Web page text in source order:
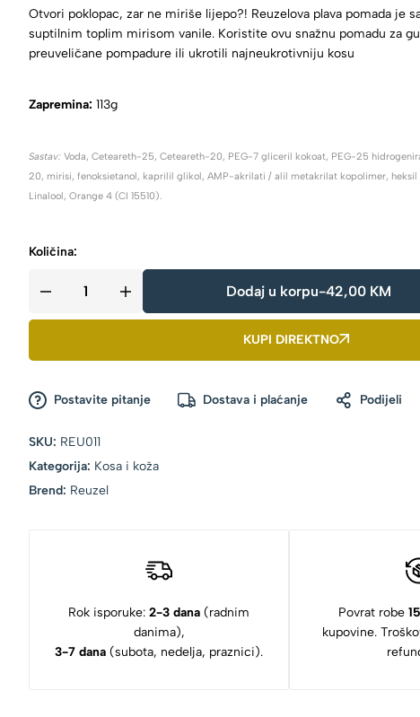
Otvori poklopac, zar ne miriše lijepo?! Reuzelova plava pomada je
suptilnim toplim mirisom vanile. Koristite ovu snažnu pomadu za
preuveličane pompadure ili ukrotili najneukrotivniju kosu
Zapremina: 113g
Sastav: Voda, Ceteareth-25, Ceteareth-20, PEG-7 gliceril kokoat, PEG-25
20, mirisi, fenoksietanol, kaprilil glikol, AMP-akrilati / alil metakrilat kopolimer, heksil
Linalool, Orange 4 (CI 15510).
Količina:
Dodaj u korpu-42,00 KM
KUPI DIREKTNO
Postavite pitanje Dostava i plaćanje Podijeli
SKU: REU011
Kategorija: Kosa i koža
Brend: Reuzel
Rok isporuke: 2-3 dana (radnim
danima),
3-7 dana (subota, nedelja, praznici).
Povrat robe
kupovine.